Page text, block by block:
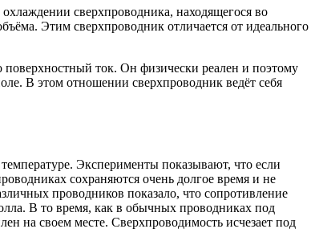
сверхпроводника, находящегося во
Этим сверхпроводник отличается от идеального
поверхностный ток. Он физически реален и поэтому
В этом отношении сверхпроводник ведёт себя
Эксперименты показывают, что если
сохраняются очень долгое время и не
проводников показало, что сопротивление
В то время, как в обычных проводниках под
на своем месте. Сверхпроводимость исчезает под